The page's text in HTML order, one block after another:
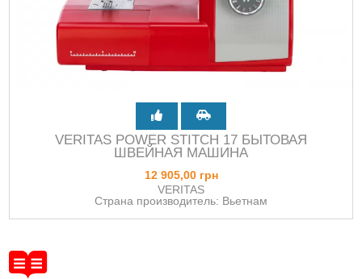
VERITAS POWER STITCH 17 БЫТОВАЯ
ШВЕЙНАЯ МАШИНА
12 905,00 грн
VERITAS
Страна производитель: Вьетнам